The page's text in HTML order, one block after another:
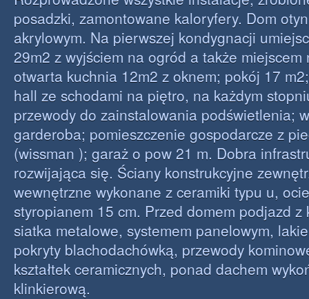
posadzki, zamontowane kaloryfery. Dom
akrylowym. Na pierwszej kondygnacji
29m2 z wyjściem na ogród a także miejscem
otwarta kuchnia 12m2 z oknem; pokój 17
hall ze schodami na piętro, na każdym
przewody do zainstalowania podświetlenia;
garderoba; pomieszczenie gospodarcze z
(wissman ); garaż o pow 21 m. Dobra
rozwijająca się. Ściany konstrukcyjne
wewnętrzne wykonane z ceramiki typu u,
styropianem 15 cm. Przed domem podjazd z
siatka metalowe, systemem panelowym,
pokryty blachodachówką, przewody
kształtek ceramicznych, ponad dachem
klinkierową.